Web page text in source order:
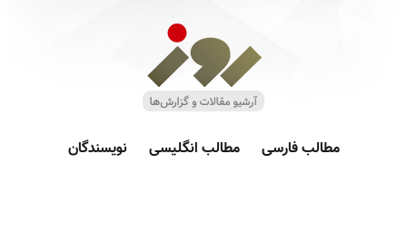
مطالب فارسی مطالب انگلیسی نویسندگان